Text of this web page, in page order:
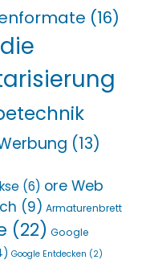
(16)
(13)
(6) ore Web
(9) Armaturenbrett
(22) Google
Google Entdecken (2)